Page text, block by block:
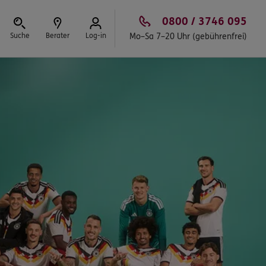
Suche Berater Log-in
0800 / 3746 095
Mo–Sa 7–20 Uhr (gebührenfrei)